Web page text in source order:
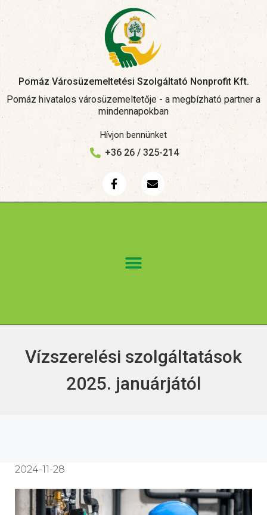
Pomáz Városüzemeltetési Szolgáltató Nonprofit Kft.
Pomáz hivatalos városüzemeltetője - a megbízható partner a
mindennapokban
Hívjon bennünket
+36 26 / 325-214
Vízszerelési szolgáltatások
2025. januárjától
2024-11-28